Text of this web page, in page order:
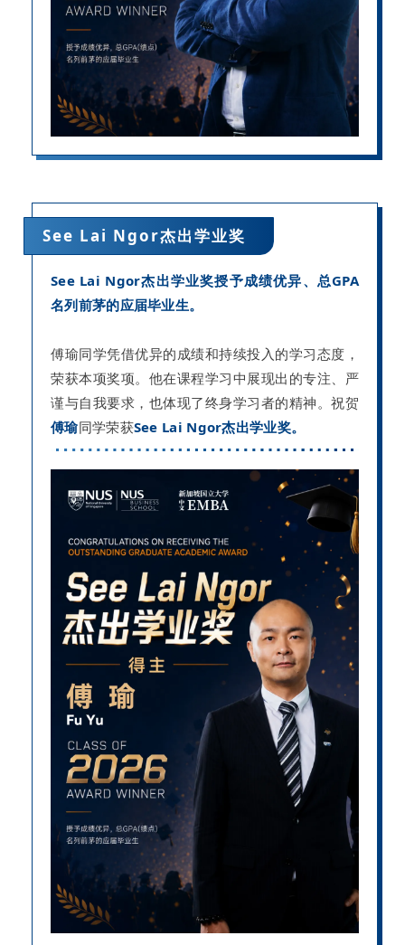
See Lai Ngor杰出学业奖
See Lai Ngor杰出学业奖授予成绩优异、总GPA
名列前茅的应届毕业生。
傅瑜同学凭借优异的成绩和持续投入的学习态度，
荣获本项奖项。他在课程学习中展现出的专注、严
谨与自我要求，也体现了终身学习者的精神。祝贺
傅瑜同学荣获See Lai Ngor杰出学业奖。